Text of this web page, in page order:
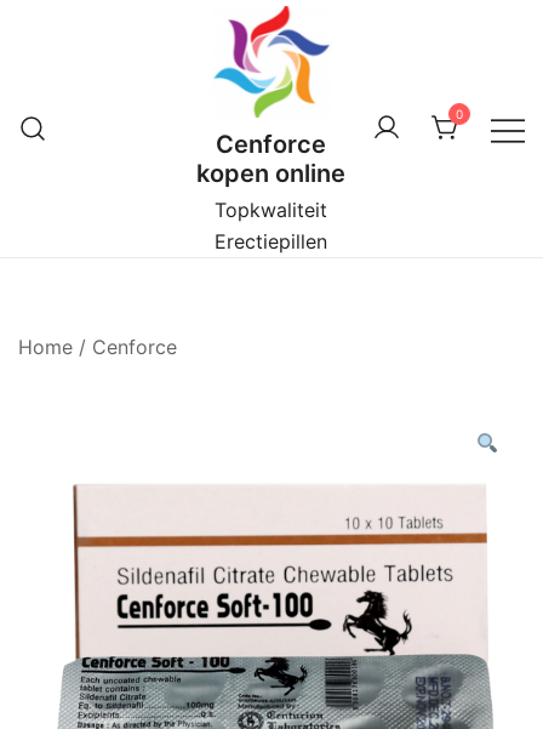
Cenforce
kopen online
Topkwaliteit
Erectiepillen
0
Home / Cenforce